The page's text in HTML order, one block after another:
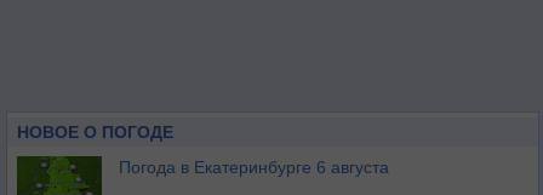
НОВОЕ О ПОГОДЕ
Погода в Екатеринбурге 6 августа